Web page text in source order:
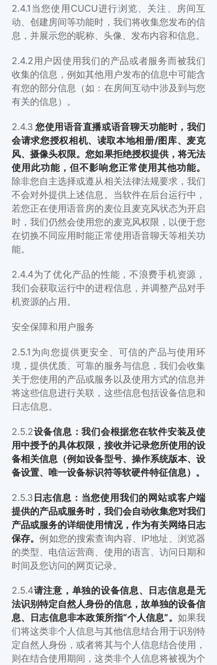
2.4.1当您使用CUCU进行浏览、关注、房间互
动、创建房间等功能时，我们将收集您发布的信
息，并展示您的昵称、头像、发布内容和信息。
2.4.2用户因使用我们的产品或者服务而被我们
收集的信息，例如其他用户发布的信息中可能含
有您的部分信息（如：在房间互动中涉及到与您
有关的信息）。
2.4.3您使用语音直播或语音聊天功能时，我们
会请求您授权相机、读取本地相册/图库、麦克
风、摄像头权限。您如果拒绝授权提供，将无法
使用此功能，但不影响您正常使用其他功能。
除非您自主选择或遵从相关法律法规要求，我们
不会对外提供上述信息。当软件在后台运行中，
若您正在使用语音房的麦位且麦克风状态为开启
时，我们仍然会使用您的麦克风权限，以便于您
在切换不同应用时能正常使用语音聊天等相关功
能。
2.4.4为了优化产品的性能，不浪费手机资源，
我们会获取运行中的进程信息，并调整产品对手
机资源的占用。
安全保障和用户服务
2.5.1为向您提供更安全、可信的产品与使用环
境，提供优质、可靠的服务与信息，我们会收集
关于您使用的产品或服务以及使用方式的信息并
将这些信息进行关联，这些信息包括设备信息和
日志信息。
2.5.2设备信息：我们会根据您在软件安装及使
用中授予的具体权限，接收并记录您所使用的设
备相关信息（例如设备型号、操作系统版本、设
备设置、唯一设备标识符等软硬件特征信息）。
2.5.3 日志信息：当您使用我们的网站或客户端
提供的产品或服务时，我们会自动收集您对我们
产品或服务的详细使用情况，作为有关网络日志
保存。例如您的搜索查询内容、IP地址、浏览器
的类型、电信运营商、使用的语言、访问日期和
时间及您访问的网页记录。
2.5.4请注意，单独的设备信息、日志信息是无
法识别特定自然人身份的信息，故单独的设备信
息、日志信息非本政策所指“个人信息”。 如果我
们将这类非个人信息与其他信息结合用于识别特
定自然人身份，或者将其与个人信息结合使用，
则在结合使用期间，这类非个人信息将被视为个